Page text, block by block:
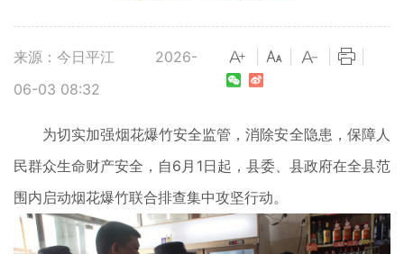
来源：今日平江
2026-
06-03 08:32
为切实加强烟花爆竹安全监管，消除安全隐患，保障人
民群众生命财产安全，自6月1日起，县委、县政府在全县范
围内启动烟花爆竹联合排查集中攻坚行动。